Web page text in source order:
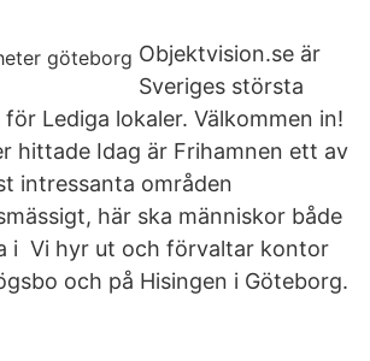
Objektvision.se är
Sveriges största
Lediga lokaler. Välkommen in!
hittade Idag är Frihamnen ett av
intressanta områden
här ska människor både
i Vi hyr ut och förvaltar kontor
och på Hisingen i Göteborg.